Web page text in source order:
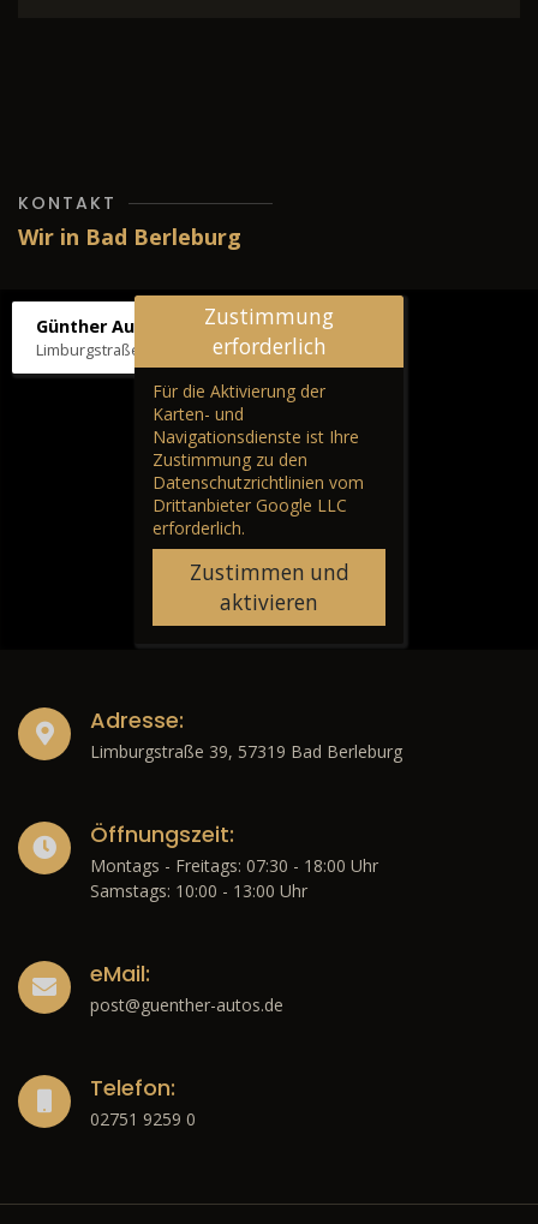
KONTAKT
Wir in Bad Berleburg
Günther Autos & Service
Limburgstraße 39, 57319 Bad Berleburg
Zustimmung
erforderlich
Für die Aktivierung der
Karten- und
Navigationsdienste ist Ihre
Zustimmung zu den
Datenschutzrichtlinien vom
Drittanbieter Google LLC
erforderlich.
Zustimmen und
aktivieren
Adresse:
Limburgstraße 39, 57319 Bad Berleburg
Öffnungszeit:
Montags - Freitags: 07:30 - 18:00 Uhr
Samstags: 10:00 - 13:00 Uhr
eMail:
post@guenther-autos.de
Telefon:
02751 9259 0